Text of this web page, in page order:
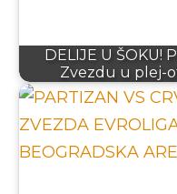
DELIJE U ŠOKU!
Zvezdu u plej-